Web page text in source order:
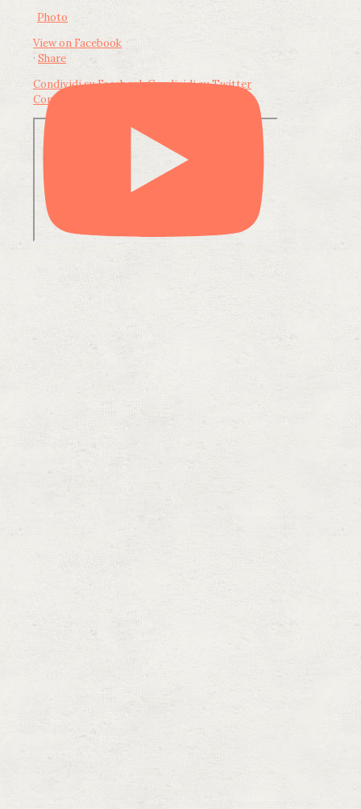
Photo
View on Facebook
· Share
Condividi su FacebookCondividi su Twitter
Condividi su LinkedIn